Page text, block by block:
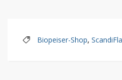
Biopeiser-Shop,